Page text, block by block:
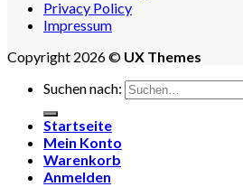
Privacy Policy
Impressum
Copyright 2026 © UX Themes
Suchen nach:
Startseite
Mein Konto
Warenkorb
Anmelden